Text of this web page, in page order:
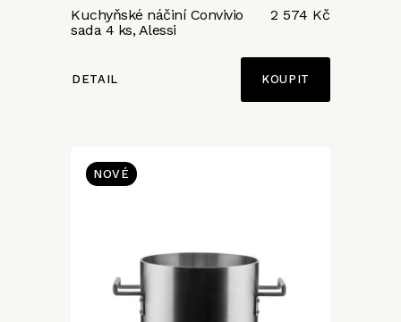
Kuchyňské náčiní Convivio
sada 4 ks, Alessi
2 574 Kč
DETAIL
NOVÉ